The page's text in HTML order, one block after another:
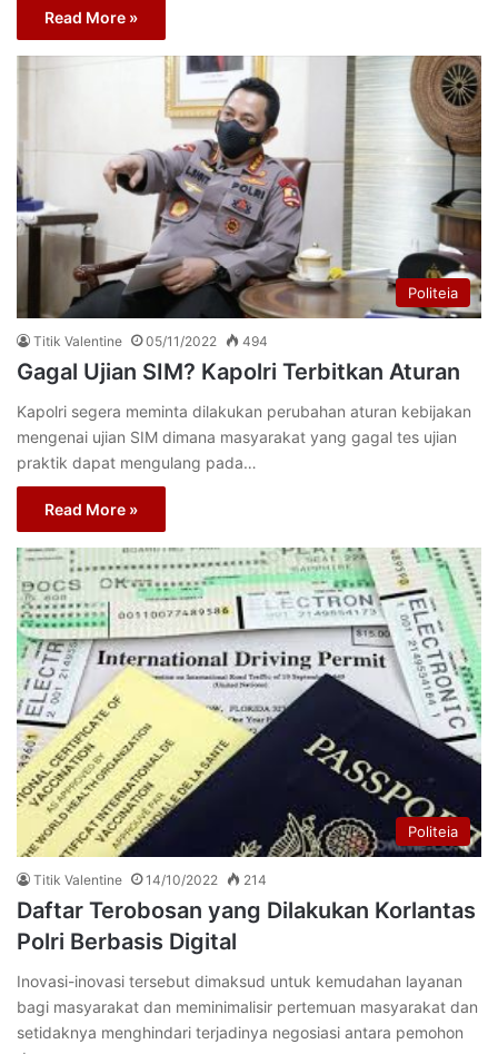
Read More »
Politeia
Titik Valentine 05/11/2022 494
Gagal Ujian SIM? Kapolri Terbitkan Aturan
Kapolri segera meminta dilakukan perubahan aturan kebijakan
mengenai ujian SIM dimana masyarakat yang gagal tes ujian
praktik dapat mengulang pada…
Read More »
Politeia
Titik Valentine 14/10/2022 214
Daftar Terobosan yang Dilakukan Korlantas
Polri Berbasis Digital
Inovasi-inovasi tersebut dimaksud untuk kemudahan layanan
bagi masyarakat dan meminimalisir pertemuan masyarakat dan
setidaknya menghindari terjadinya negosiasi antara pemohon